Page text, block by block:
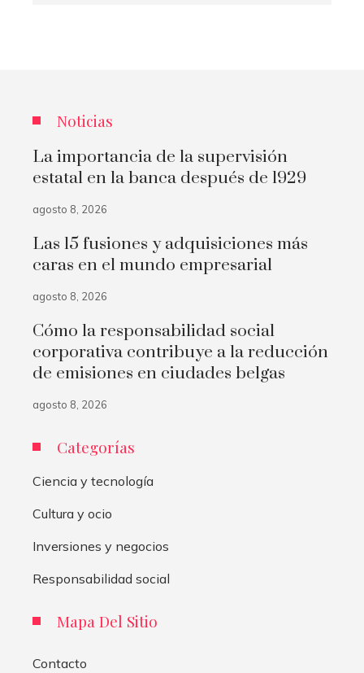
Noticias
La importancia de la supervisión
estatal en la banca después de 1929
agosto 8, 2026
Las 15 fusiones y adquisiciones más
caras en el mundo empresarial
agosto 8, 2026
Cómo la responsabilidad social
corporativa contribuye a la reducción
de emisiones en ciudades belgas
agosto 8, 2026
Categorías
Ciencia y tecnología
Cultura y ocio
Inversiones y negocios
Responsabilidad social
Mapa Del Sitio
Contacto